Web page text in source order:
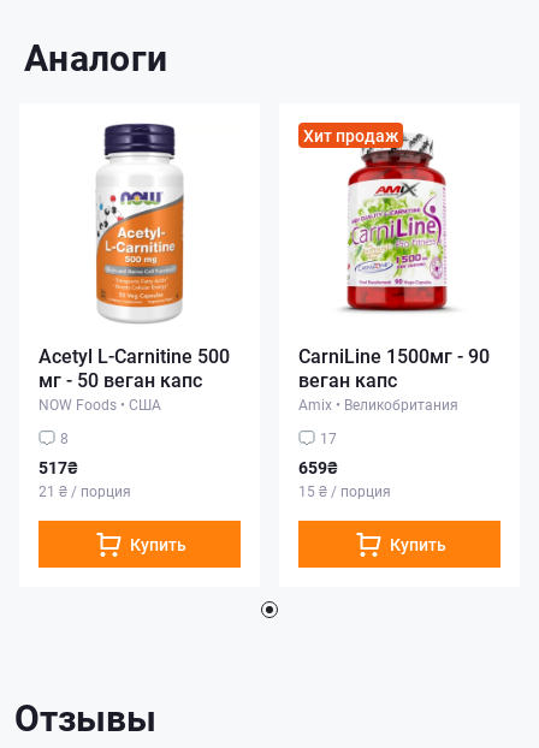
Аналоги
Acetyl L-Carnitine 500
мг - 50 веган капс
NOW Foods • США
8
517₴
21 ₴ / порция
Купить
Хит продаж
CarniLine 1500мг - 90
веган капс
Amix • Великобритания
17
659₴
15 ₴ / порция
Купить
Отзывы